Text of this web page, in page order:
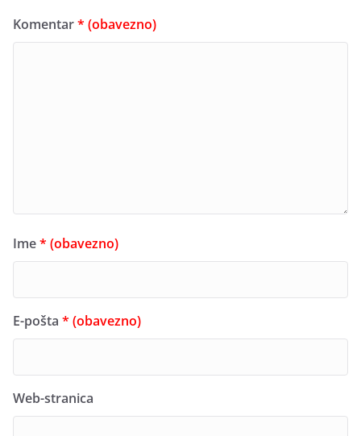
Komentar* (obavezno)
Ime* (obavezno)
E-pošta * (obavezno)
Web-stranica